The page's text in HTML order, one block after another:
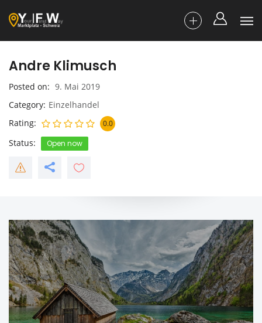
Andre Klimusch
Posted on
9. Mai 2019
Category Einzelhandel
Rating
0.0
Status Open now